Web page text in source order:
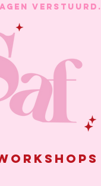
VERSTUURD.